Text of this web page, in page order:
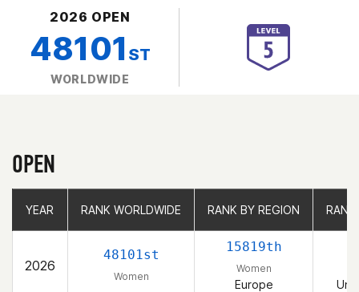
2026 OPEN
48101 ST
WORLDWIDE
OPEN
YEAR RANK WORLDWIDE RANK BY REGION
2026
48101st
Women
15819th
Women
Europe
YEAR RANK WORLDWIDE RANK BY REGION